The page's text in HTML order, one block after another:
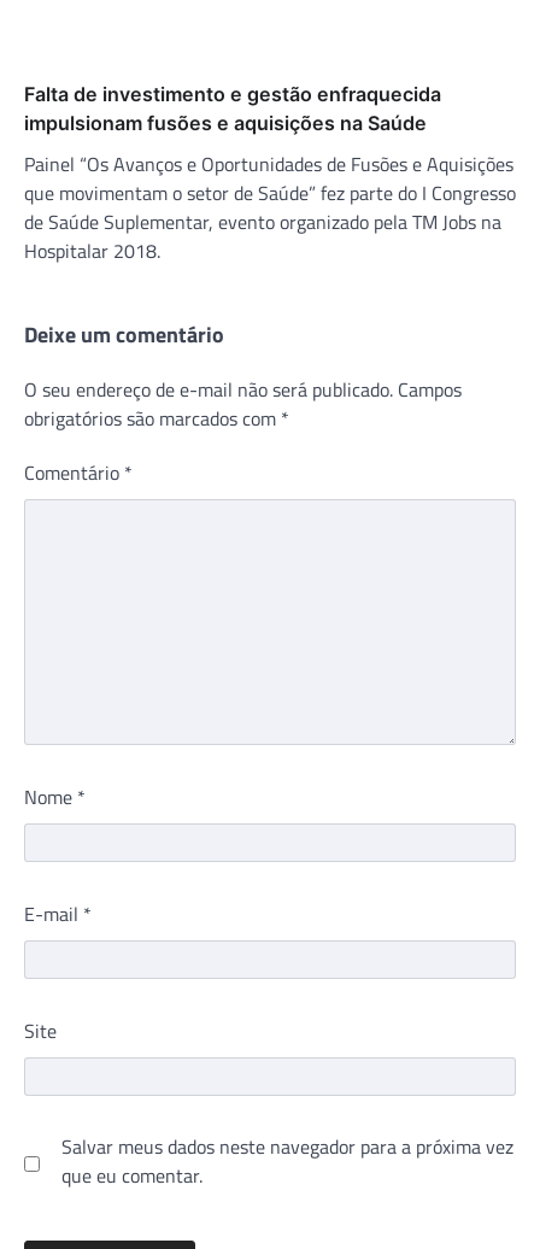
Falta de investimento e gestão enfraquecida
impulsionam fusões e aquisições na Saúde
Painel “Os Avanços e Oportunidades de Fusões e Aquisições
que movimentam o setor de Saúde” fez parte do I Congresso
de Saúde Suplementar, evento organizado pela TM Jobs na
Hospitalar 2018.
Deixe um comentário
O seu endereço de e-mail não será publicado. Campos
obrigatórios são marcados com *
Comentário *
Nome *
E-mail *
Site
Salvar meus dados neste navegador para a próxima vez
que eu comentar.